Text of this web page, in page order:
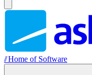
//Home of Software